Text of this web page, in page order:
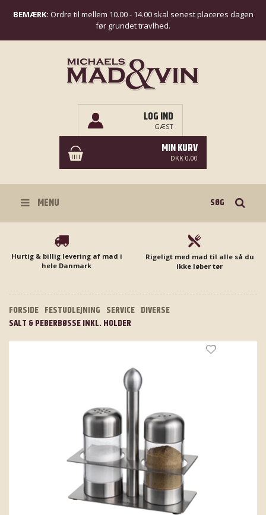
BEMÆRK: Ordre til mellem 10.00 - 14.00 skal senest placeres dagen
før grundet travlhed.
LOG IND
GÆST
MIN KURV
DKK 0,00
MENU
Hurtig & billig levering af mad i
hele Danmark
Rigeligt med mad til alle så du
ikke løber tør
FORSIDE FESTUDLEJNING SERVICE DIVERSE
SALT & PEBERBØSSE INKL. HOLDER